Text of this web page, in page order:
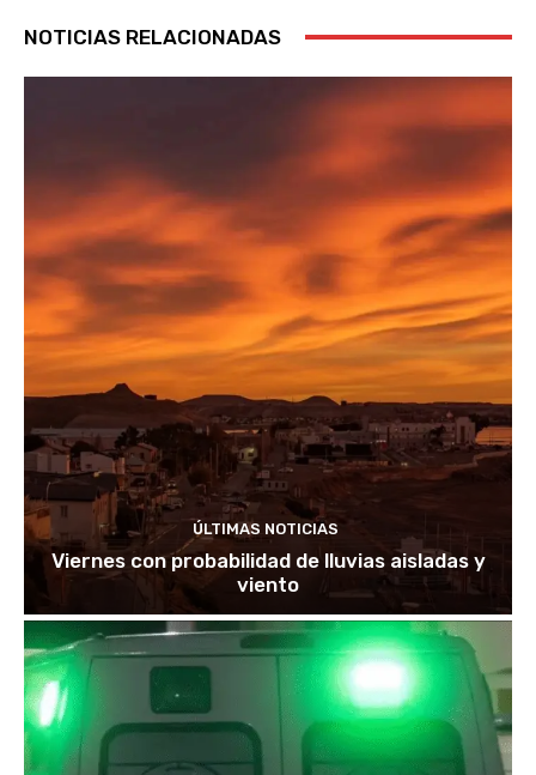
NOTICIAS RELACIONADAS
ÚLTIMAS NOTICIAS
Viernes con probabilidad de lluvias aisladas y
viento